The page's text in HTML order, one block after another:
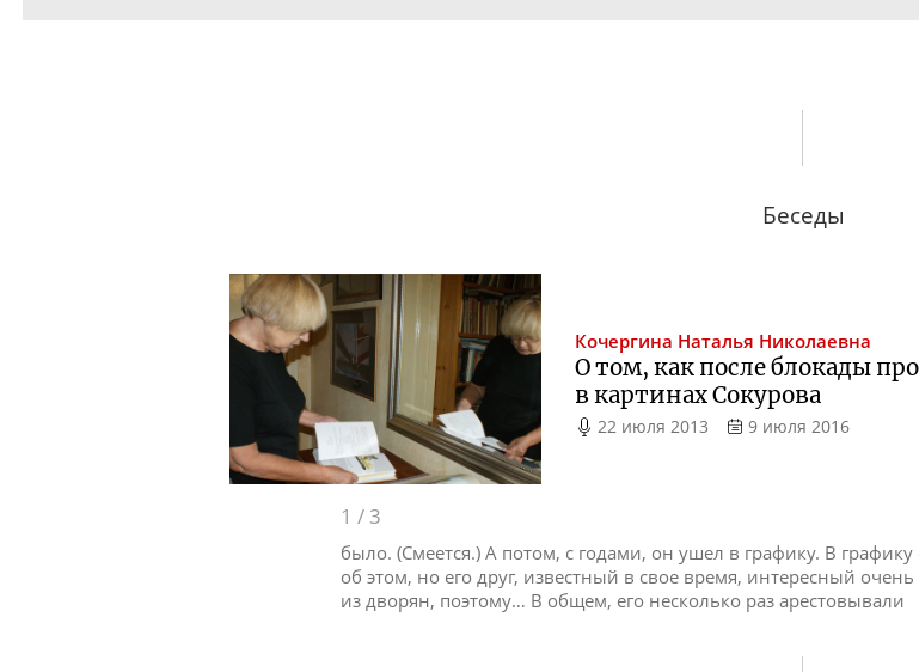
Беседы
Кочергина Наталья Николаевна
О том, как после блокады
в картинах Сокурова
22 июля 2013 9 июля 2016
1 / 3
было. (Смеется.) А потом, с годами, он ушел в графику. В
об этом, но его друг, известный в свое время, интересный
из дворян, поэтому… В общем, его несколько раз арестовывали